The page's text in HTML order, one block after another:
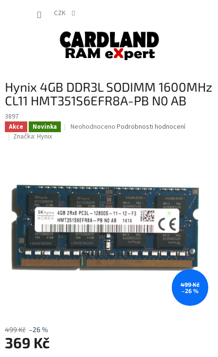
CZK
Hynix 4GB DDR3L SODIMM 1600MHz
CL11 HMT351S6EFR8A-PB N0 AB
3897
Akce Novinka
Průměrné
hvězdiček.
Neohodnoceno Podrobnosti hodnocení
Značka: Hynix
499 Kč
–26 %
499 Kč –26 %
369 Kč